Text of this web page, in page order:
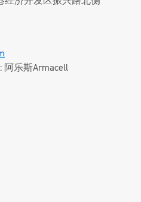
乐斯Armacell